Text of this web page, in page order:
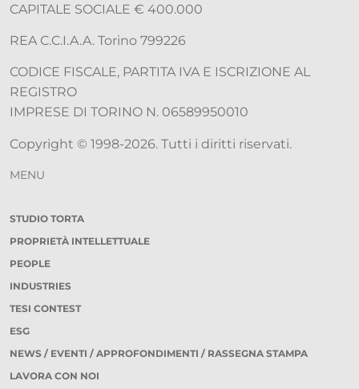
CAPITALE SOCIALE € 400.000
REA C.C.I.A.A. Torino 799226
CODICE FISCALE, PARTITA IVA E ISCRIZIONE AL
REGISTRO
IMPRESE DI TORINO N. 06589950010
Copyright © 1998-2026. Tutti i diritti riservati.
MENU
STUDIO TORTA
PROPRIETÀ INTELLETTUALE
PEOPLE
INDUSTRIES
TESI CONTEST
ESG
NEWS / EVENTI / APPROFONDIMENTI / RASSEGNA STAMPA
LAVORA CON NOI